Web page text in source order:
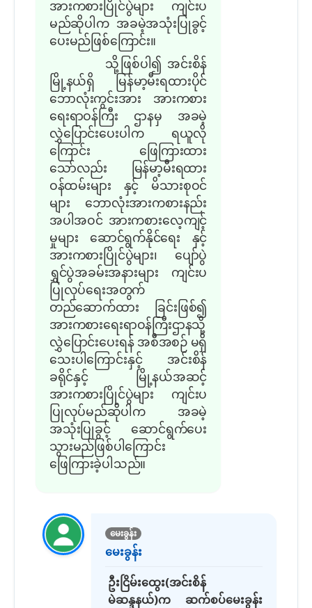
အားကစားပြိုင်ပွဲများ ကျင်းပ
မည်ဆိုပါက အခမဲ့အသုံးပြုခွင့်
ပေးမည်ဖြစ်ကြောင်း။
သို့ဖြစ်ပါ၍ အင်းစိန်
မြို့နယ်ရှိ မြန်မာ့မီးရထားပိုင်
ဘောလုံးကွင်းအား အားကစား
ရေးရာဝန်ကြီး ဌာနမှ အခမဲ့
လွှဲပြောင်းပေးပါက ရယူလို
ကြောင်း ဖြေကြားထား
သော်လည်း မြန်မာ့မီးရထား
ဝန်ထမ်းများ နှင့် မိသားစုဝင်
များ ဘောလုံးအားကစားနည်း
အပါအဝင် အားကစားလေ့ကျင့်
မှုများ ဆောင်ရွက်နိုင်ရေး နှင့်
အားကစားပြိုင်ပွဲများ၊ ပျော်ပွဲ
ရွှင်ပွဲအခမ်းအနားများ ကျင်းပ
ပြုလုပ်ရေးအတွက်
တည်ဆောက်ထား ခြင်းဖြစ်၍
အားကစားရေးရာဝန်ကြီးဌာနသို့
လွှဲပြောင်းပေးရန် အစီအစဉ် မရှိ
သေးပါကြောင်းနှင့် အင်းစိန်
ခရိုင်နှင့် မြို့နယ်အဆင့်
အားကစားပြိုင်ပွဲများ ကျင်းပ
ပြုလုပ်မည်ဆိုပါက အခမဲ့
အသုံးပြုခွင့် ဆောင်ရွက်ပေး
သွားမည်ဖြစ်ပါကြောင်း
ဖြေကြားခဲ့ပါသည်။
မေးခွန်း
မေးခွန်း
ဦးငြိမ်းထွေး(အင်းစိန်
မဲဆန္ဒနယ်)က ဆက်စပ်မေးခွန်း